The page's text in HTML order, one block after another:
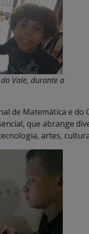
Vale, durante a
de Matemática e do
que abrange
artes,